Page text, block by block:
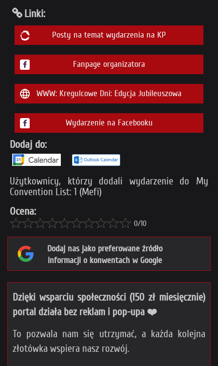
Linki:
Posty na temat wydarzenia na KP
Fanpage organizatora
WWW: Kregulcowe Dni: Edycja Jubileuszowa
Wydarzenie na Facebooku
Dodaj do:
Użytkownicy, którzy dodali wydarzenie do My
Convention List: 1 (Mefi)
Ocena:
0/10
Dodaj nas jako preferowane źródło
informacji o konwentach w Google
Dzięki wsparciu społeczności (150 zł miesięcznie)
portal działa bez reklam i pop-upa ❤️
To pozwala nam się utrzymać, a każda kolejna
złotówka wspiera nasz rozwój.